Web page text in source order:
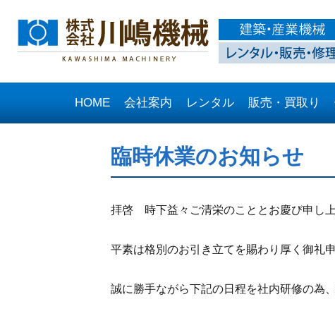
HOME 会社案内 レンタル 販売・買取り
臨時休業のお知らせ
拝啓 時下益々ご清栄のこととお慶び申し上
平素は格別のお引き立てを賜わり厚く御礼
誠に勝手ながら下記の日程を社内研修の為